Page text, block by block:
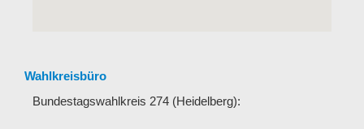
Wahlkreisbüro
Bundestagswahlkreis 274 (Heidelberg):